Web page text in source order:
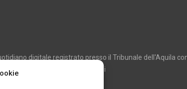
digitale registrato presso il Tribunale dell'Aquila
Capo Redattore: Marco Giancarli